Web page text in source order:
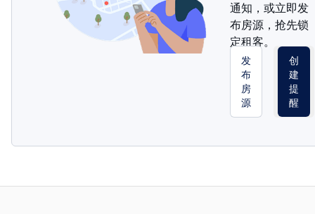
通知，或立即发
布房源，抢先锁
定租客。
发
布
房
源
创
建
提
醒